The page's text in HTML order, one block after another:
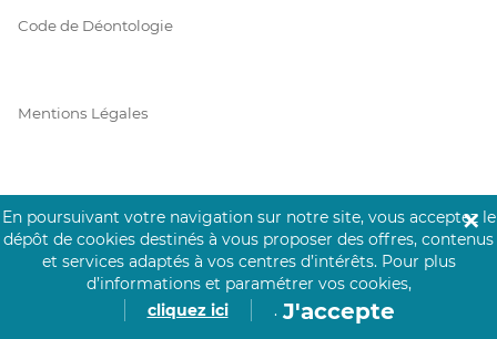
Code de Déontologie
Mentions Légales
Prérequis Click&Care
Protection des Données
En poursuivant votre navigation sur notre site, vous acceptez le
dépôt de cookies destinés à vous proposer des offres, contenus
et services adaptés à vos centres d’intérêts. Pour plus
d’informations et paramétrer vos cookies,
cliquez ici
. J'accepte
✕